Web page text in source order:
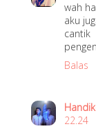
wah
aku
cantik
Balas
22.24